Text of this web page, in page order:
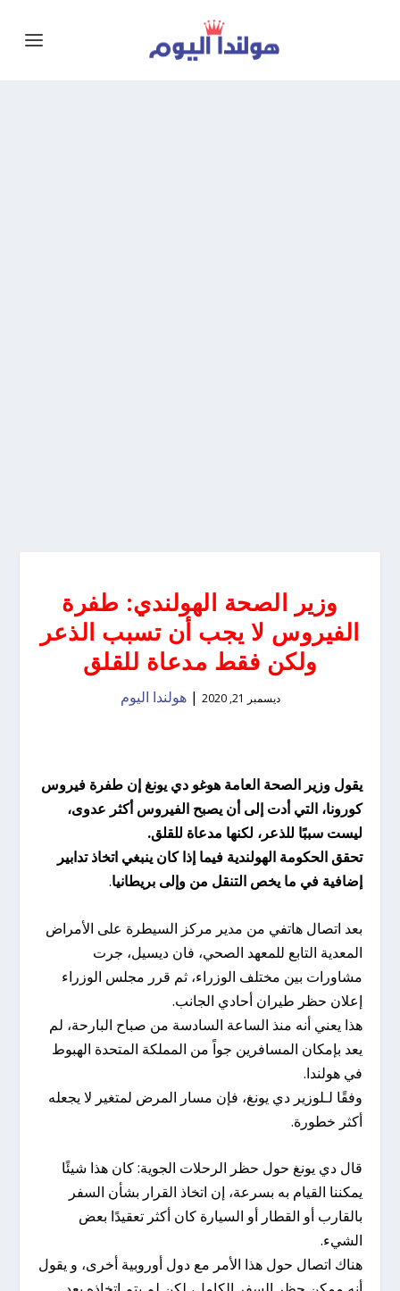
وزير الصحة الهولندي: طفرة
الفيروس لا يجب أن تسبب الذعر
ولكن فقط مدعاة للقلق
ديسمبر 21, 2020 |هولندا اليوم
يقول وزير الصحة العامة هوغو دي يونغ إن طفرة فيروس
كورونا، التي أدت إلى أن يصبح الفيروس أكثر عدوى،
ليست سببًا للذعر، لكنها مدعاة للقلق.
تحقق الحكومة الهولندية فيما إذا كان ينبغي اتخاذ تدابير
إضافية في ما يخص التنقل من وإلى بريطانيا.
بعد اتصال هاتفي من مدير مركز السيطرة على الأمراض
المعدية التابع للمعهد الصحي، فان ديسيل، جرت
مشاورات بين مختلف الوزراء، ثم قرر مجلس الوزراء
إعلان حظر طيران أحادي الجانب.
هذا يعني أنه منذ الساعة السادسة من صباح البارحة، لم
يعد بإمكان المسافرين جواً من المملكة المتحدة الهبوط
في هولندا.
وفقًا لـلوزير دي يونغ، فإن مسار المرض لمتغير لا يجعله
أكثر خطورة.
قال دي يونغ حول حظر الرحلات الجوية: كان هذا شيئًا
يمكننا القيام به بسرعة، إن اتخاذ القرار بشأن السفر
بالقارب أو القطار أو السيارة كان أكثر تعقيدًا بعض
الشيء.
هناك اتصال حول هذا الأمر مع دول أوروبية أخرى، و يقول